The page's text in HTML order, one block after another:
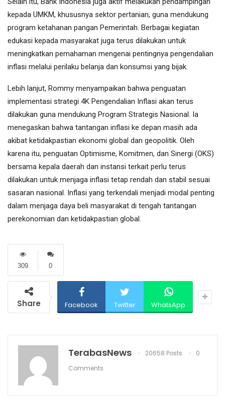
kepada UMKM, khususnya sektor pertanian, guna mendukung
program ketahanan pangan Pemerintah. Berbagai kegiatan
edukasi kepada masyarakat juga terus dilakukan untuk
meningkatkan pemahaman mengenai pentingnya pengendalian
inflasi melalui perilaku belanja dan konsumsi yang bijak.
Lebih lanjut, Rommy menyampaikan bahwa penguatan
implementasi strategi 4K Pengendalian Inflasi akan terus
dilakukan guna mendukung Program Strategis Nasional. Ia
menegaskan bahwa tantangan inflasi ke depan masih ada
akibat ketidakpastian ekonomi global dan geopolitik. Oleh
karena itu, penguatan Optimisme, Komitmen, dan Sinergi (OKS)
bersama kepala daerah dan instansi terkait perlu terus
dilakukan untuk menjaga inflasi tetap rendah dan stabil sesuai
sasaran nasional. Inflasi yang terkendali menjadi modal penting
dalam menjaga daya beli masyarakat di tengah tantangan
perekonomian dan ketidakpastian global.
0
309
Share Facebook Twitter WhatsApp
TerabasNews 20658 Posts
0
Comments